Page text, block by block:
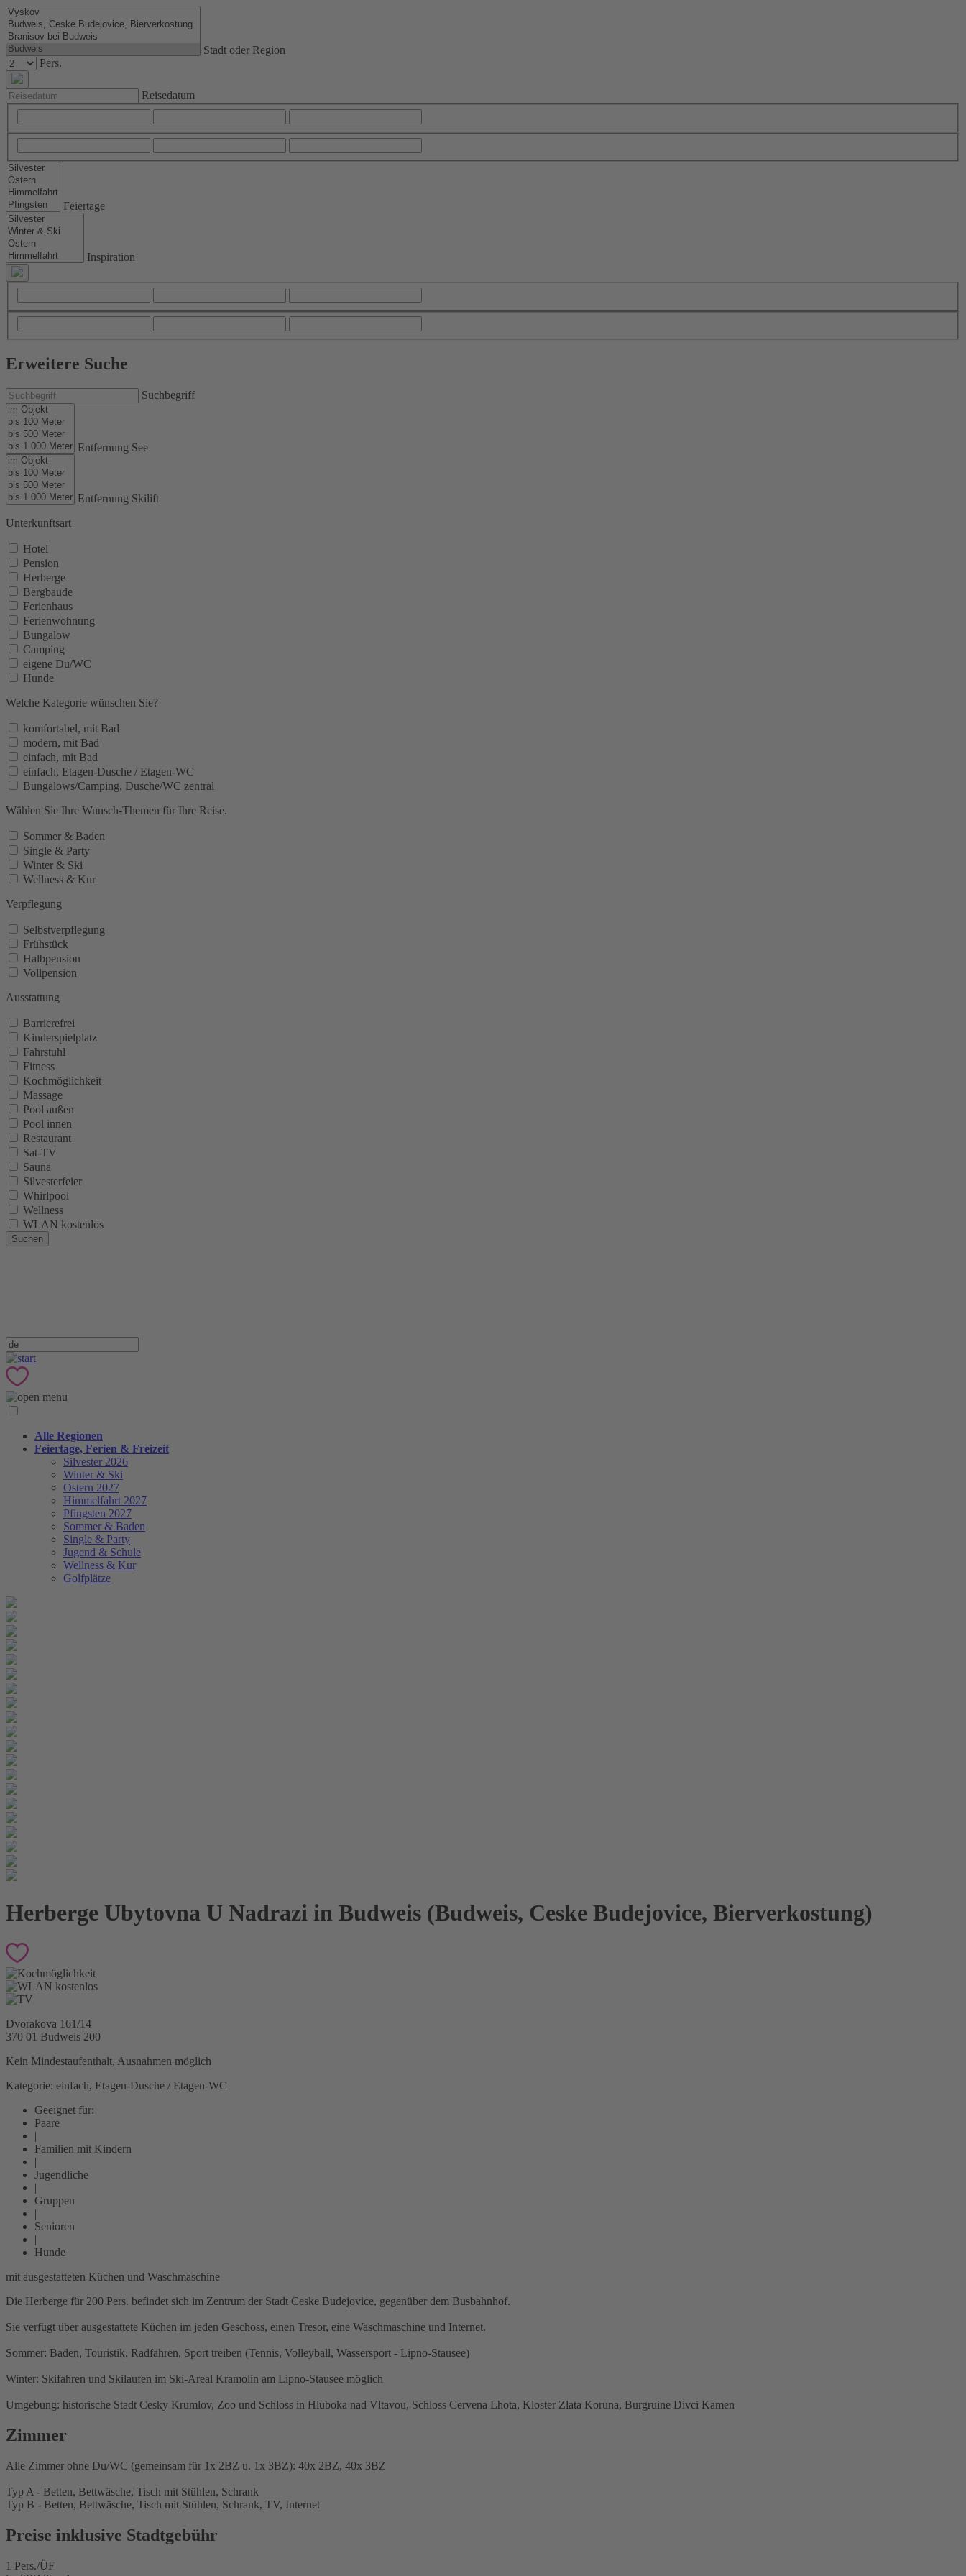
Stadt oder Region
Pers.
Reisedatum
Feiertage
Inspiration
Erweitere Suche
Suchbegriff
Entfernung See
Entfernung Skilift
Unterkunftsart
Hotel
Pension
Herberge
Bergbaude
Ferienhaus
Ferienwohnung
Bungalow
Camping
eigene Du/WC
Hunde
Welche Kategorie wünschen Sie?
komfortabel, mit Bad
modern, mit Bad
einfach, mit Bad
einfach, Etagen-Dusche / Etagen-WC
Bungalows/Camping, Dusche/WC zentral
Wählen Sie Ihre Wunsch-Themen für Ihre Reise.
Sommer & Baden
Single & Party
Winter & Ski
Wellness & Kur
Verpflegung
Selbstverpflegung
Frühstück
Halbpension
Vollpension
Ausstattung
Barrierefrei
Kinderspielplatz
Fahrstuhl
Fitness
Kochmöglichkeit
Massage
Pool außen
Pool innen
Restaurant
Sat-TV
Sauna
Silvesterfeier
Whirlpool
Wellness
WLAN kostenlos
Suchen
Alle Regionen
Feiertage, Ferien & Freizeit
Silvester 2026
Winter & Ski
Ostern 2027
Himmelfahrt 2027
Pfingsten 2027
Sommer & Baden
Single & Party
Jugend & Schule
Wellness & Kur
Golfplätze
Herberge Ubytovna U Nadrazi in Budweis (Budweis, Ceske Budejovice, Bierverkostung)
Dvorakova 161/14
370 01 Budweis 200
Kein Mindestaufenthalt, Ausnahmen möglich
Kategorie: einfach, Etagen-Dusche / Etagen-WC
Geeignet für:
Paare
|
Familien mit Kindern
|
Jugendliche
|
Gruppen
|
Senioren
|
Hunde
mit ausgestatteten Küchen und Waschmaschine
Die Herberge für 200 Pers. befindet sich im Zentrum der Stadt Ceske Budejovice, gegenüber dem Busbahnhof.
Sie verfügt über ausgestattete Küchen im jeden Geschoss, einen Tresor, eine Waschmaschine und Internet.
Sommer: Baden, Touristik, Radfahren, Sport treiben (Tennis, Volleyball, Wassersport - Lipno-Stausee)
Winter: Skifahren und Skilaufen im Ski-Areal Kramolin am Lipno-Stausee möglich
Umgebung: historische Stadt Cesky Krumlov, Zoo und Schloss in Hluboka nad Vltavou, Schloss Cervena Lhota, Kloster Zlata Koruna, Burgruine Divci Kamen
Zimmer
Alle Zimmer ohne Du/WC (gemeinsam für 1x 2BZ u. 1x 3BZ): 40x 2BZ, 40x 3BZ
Typ A - Betten, Bettwäsche, Tisch mit Stühlen, Schrank
Typ B - Betten, Bettwäsche, Tisch mit Stühlen, Schrank, TV, Internet
Preise inklusive Stadtgebühr
1 Pers./ÜF